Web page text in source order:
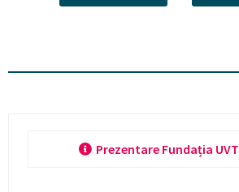
Prezentare Fundația UVT